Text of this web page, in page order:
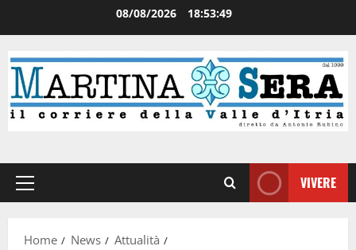
08/08/2026 18:53:50
VIVERE
Home News
Attualità